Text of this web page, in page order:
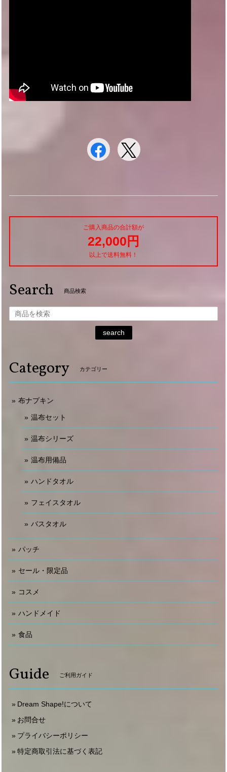
ご購入商品の合計額が
22,000円
以上で送料無料！
Search 商品検索
search
Category カテゴリー
布ナプキン
温布セット
温布シリーズ
温布用備品
ハンドタオル
フェイスタオル
バスタオル
パッチ
セール・限定品
コスメ
ハンドメイド
食品
Guide ご利用ガイド
Dream Shape!について
お問合せ
プライバシーポリシー
特定商取引法に基づく表記